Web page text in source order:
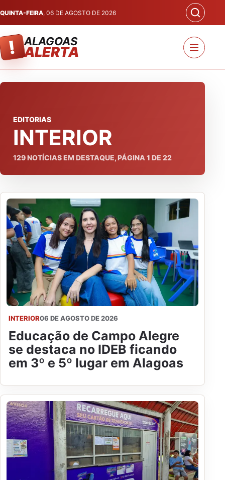
QUINTA-FEIRA, 06 DE AGOSTO DE 2026
! ALAGOAS
ALERTA
EDITORIAS
INTERIOR
129NOTÍCIAS EM DESTAQUE, PÁGINA 1 DE 22
INTERIOR06 DE AGOSTO DE 2026
Educação de Campo Alegre
se destaca no IDEB ficando
em 3º e 5º lugar em Alagoas